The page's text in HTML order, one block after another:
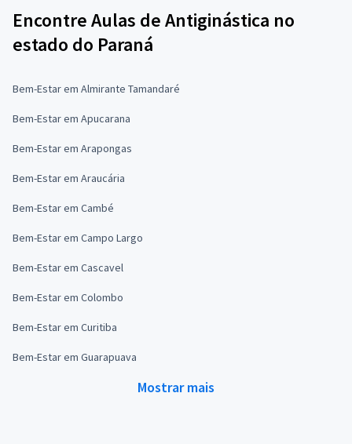
Encontre Aulas de Antiginástica no
estado do Paraná
Bem-Estar em Almirante Tamandaré
Bem-Estar em Apucarana
Bem-Estar em Arapongas
Bem-Estar em Araucária
Bem-Estar em Cambé
Bem-Estar em Campo Largo
Bem-Estar em Cascavel
Bem-Estar em Colombo
Bem-Estar em Curitiba
Bem-Estar em Guarapuava
Mostrar mais